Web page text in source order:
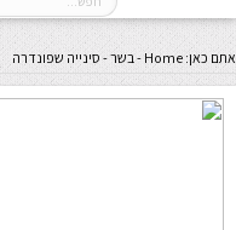
אתם כאן: Home
-בשר- סינייה שפונדרה